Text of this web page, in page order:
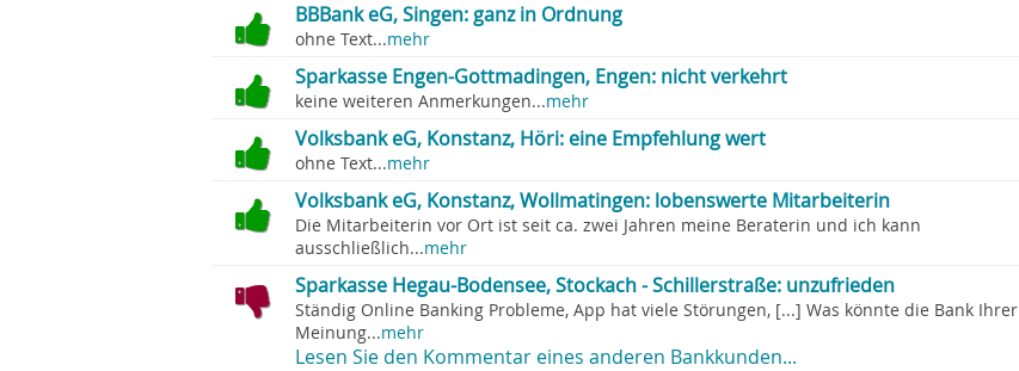
BBBank eG, Singen: ganz in Ordnung
ohne Text...mehr
Sparkasse Engen-Gottmadingen, Engen: nicht verkehrt
keine weiteren Anmerkungen...mehr
Volksbank eG, Konstanz, Höri: eine Empfehlung wert
ohne Text...mehr
Volksbank eG, Konstanz, Wollmatingen: lobenswerte Mitarbeiterin
Die Mitarbeiterin vor Ort ist seit ca. zwei Jahren meine Beraterin und ich kann
ausschließlich...mehr
Sparkasse Hegau-Bodensee, Stockach - Schillerstraße: unzufrieden
Ständig Online Banking Probleme, App hat viele Störungen, [...] Was könnte die Bank Ihrer
Meinung...mehr
Lesen Sie den Kommentar eines anderen Bankkunden...